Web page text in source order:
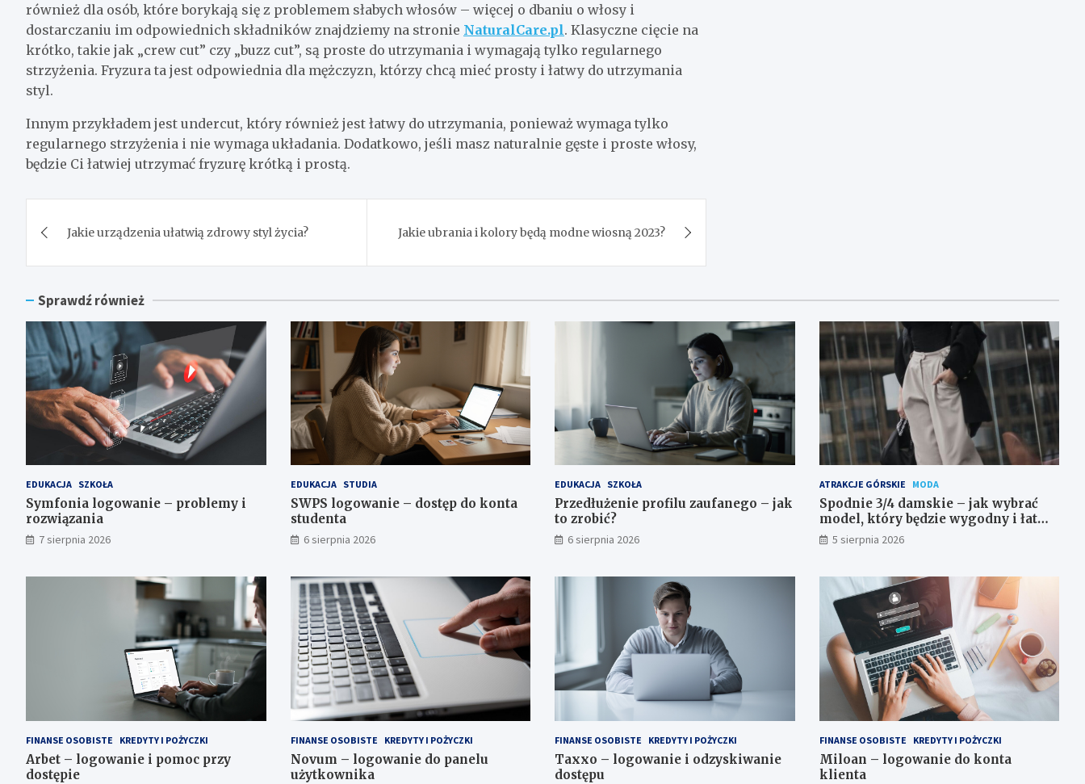
również dla osób, które borykają się z problemem słabych włosów – więcej o dbaniu o włosy i
dostarczaniu im odpowiednich składników znajdziemy na stronie NaturalCare.pl. Klasyczne cięcie na
krótko, takie jak „crew cut” czy „buzz cut”, są proste do utrzymania i wymagają tylko regularnego
strzyżenia. Fryzura ta jest odpowiednia dla mężczyzn, którzy chcą mieć prosty i łatwy do utrzymania
styl.
Innym przykładem jest undercut, który również jest łatwy do utrzymania, ponieważ wymaga tylko
regularnego strzyżenia i nie wymaga układania. Dodatkowo, jeśli masz naturalnie gęste i proste włosy,
będzie Ci łatwiej utrzymać fryzurę krótką i prostą.
wpisu
Jakie urządzenia ułatwią zdrowy styl życia? Jakie ubrania i kolory będą modne wiosną 2023?
Sprawdź również
EDUKACJA SZKOŁA
Symfonia logowanie – problemy i
rozwiązania
7 sierpnia 2026
EDUKACJA STUDIA
SWPS logowanie – dostęp do konta
studenta
6 sierpnia 2026
EDUKACJA SZKOŁA
Przedłużenie profilu zaufanego – jak
to zrobić?
6 sierpnia 2026
ATRAKCJE GÓRSKIE MODA
Spodnie 3/4 damskie – jak wybrać
model, który będzie wygodny i łatwy
do stylizowania?
5 sierpnia 2026
FINANSE OSOBISTE KREDYTY I POŻYCZKI
Arbet – logowanie i pomoc przy
dostępie
FINANSE OSOBISTE KREDYTY I POŻYCZKI
Novum – logowanie do panelu
użytkownika
FINANSE OSOBISTE KREDYTY I POŻYCZKI
Taxxo – logowanie i odzyskiwanie
dostępu
FINANSE OSOBISTE KREDYTY I POŻYCZKI
Miloan – logowanie do konta
klienta